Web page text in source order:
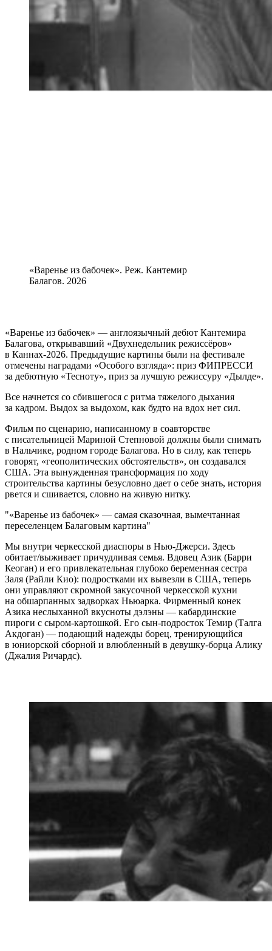
«Варенье из бабочек». Реж. Кантемир
Балагов. 2026
«Варенье из бабочек» — англоязычный дебют Кантемира
Балагова, открывавший «Двухнедельник режиссёров»
в Каннах-2026. Предыдущие картины были на фестивале
отмечены наградами «Особого взгляда»: приз ФИПРЕССИ
за дебютную «Тесноту», приз за лучшую режиссуру «Дылде».
Все начнется со сбившегося с ритма тяжелого дыхания
за кадром. Выдох за выдохом, как будто на вдох нет сил.
Фильм по сценарию, написанному в соавторстве
с писательницей Мариной Степновой должны были снимать
в Нальчике, родном городе Балагова. Но в силу, как теперь
говорят, «геополитических обстоятельств», он создавался
США. Эта вынужденная трансформация по ходу
строительства картины безусловно дает о себе знать, история
рвется и сшивается, словно на живую нитку.
«Варенье из бабочек» — самая сказочная, вымечтанная
переселенцем Балаговым картина
Мы внутри черкесской диаспоры в Нью-Джерси. Здесь
обитает/выживает причудливая семья. Вдовец Азик (Барри
Кеоган) и его привлекательная глубоко беременная сестра
Заля (Райли Кио): подростками их вывезли в США, теперь
они управляют скромной закусочной черкесской кухни
на обшарпанных задворках Ньюарка. Фирменный конек
Азика неслыханной вкусноты дэлэны — кабардинские
пироги с сыром-картошкой. Его сын-подросток Темир (Талга
Акдоган) — подающий надежды борец, тренирующийся
в юниорской сборной и влюбленный в девушку-борца Алику
(Джалия Ричардс).